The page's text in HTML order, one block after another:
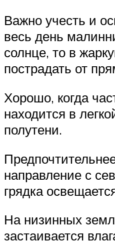
Важно учесть и
весь день
солнце, то в
пострадать от
Хорошо, когда
находится в
полутени.
направление с
грядка
На низинных
застаивается